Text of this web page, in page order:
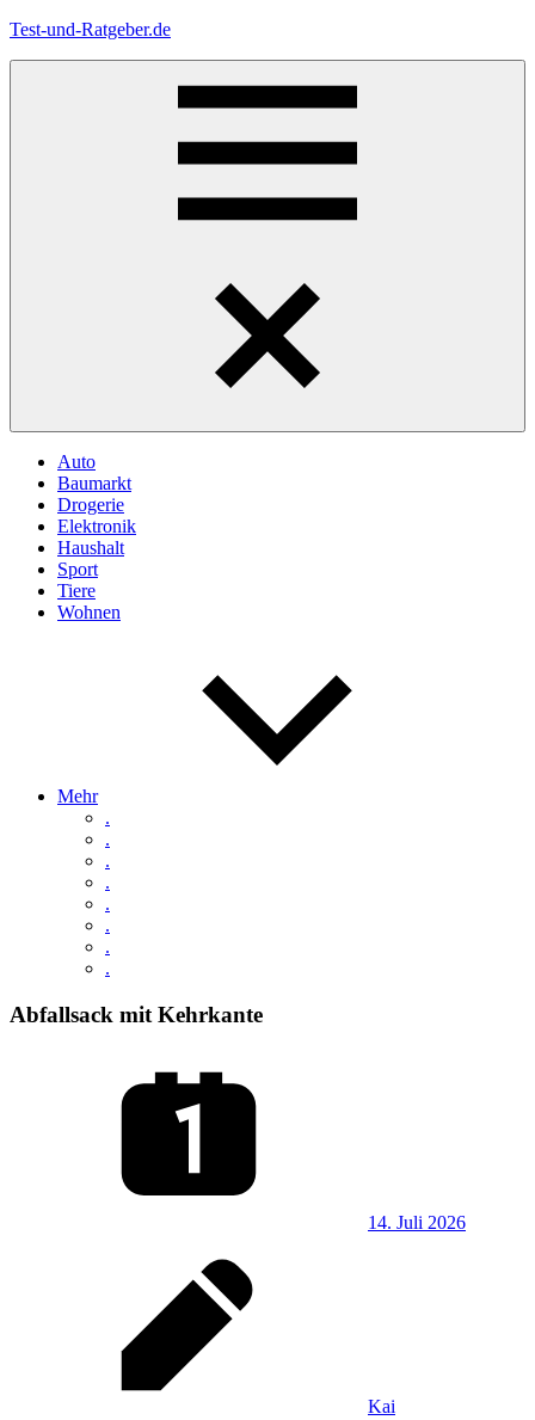
Zum
Test-und-Ratgeber.de
Auto
Baumarkt
Drogerie
Elektronik
Haushalt
Sport
Tiere
Wohnen
Mehr
.
.
.
.
.
.
.
.
Abfallsack mit Kehrkante
14. Juli 2026
Kai